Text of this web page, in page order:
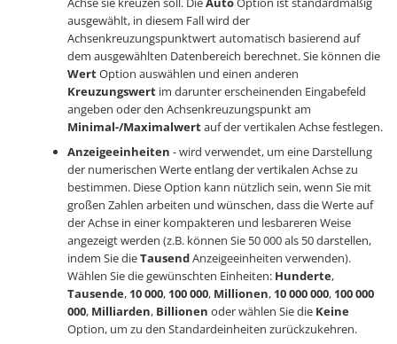
ausgewählt, in diesem Fall wird der
Achsenkreuzungspunktwert automatisch basierend auf
dem ausgewählten Datenbereich berechnet. Sie können die
WertOption auswählen und einen anderen
Kreuzungswert im darunter erscheinenden Eingabefeld
angeben oder den Achsenkreuzungspunkt am
Minimal-/Maximalwertauf der vertikalen Achse festlegen.
Anzeigeeinheiten - wird verwendet, um eine Darstellung
der numerischen Werte entlang der vertikalen Achse zu
bestimmen. Diese Option kann nützlich sein, wenn Sie mit
großen Zahlen arbeiten und wünschen, dass die Werte auf
der Achse in einer kompakteren und lesbareren Weise
angezeigt werden (z.B. können Sie 50 000 als 50 darstellen,
indem Sie dieTausendAnzeigeeinheiten verwenden).
Wählen Sie die gewünschten Einheiten: Hunderte,
Tausende, 10 000, 100 000, Millionen, 10 000 000, 100 000
000, Milliarden, Billionen oder wählen Sie die Keine
Option, um zu den Standardeinheiten zurückzukehren.